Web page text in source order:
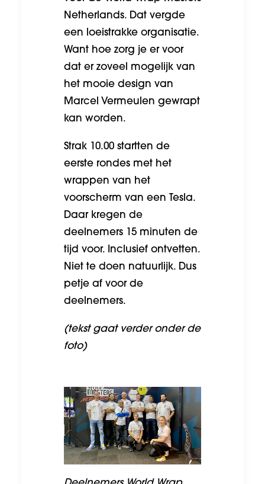
Netherlands. Dat vergde
een loeistrakke organisatie.
Want hoe zorg je er voor
dat er zoveel mogelijk van
het mooie design van
Marcel Vermeulen gewrapt
kan worden.
Strak 10.00 startten de
eerste rondes met het
wrappen van het
voorscherm van een Tesla.
Daar kregen de
deelnemers 15 minuten de
tijd voor. Inclusief ontvetten.
Niet te doen natuurlijk. Dus
petje af voor de
deelnemers.
(tekst gaat verder onder de
foto)